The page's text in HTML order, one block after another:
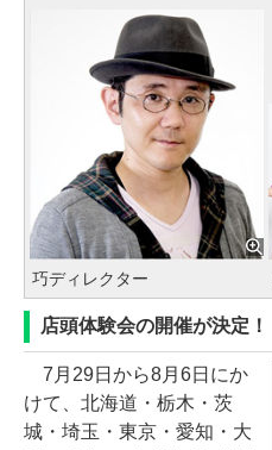
巧ディレクター
店頭体験会の開催が決定！
7月29日から8月6日にか
けて、北海道・栃木・茨
城・埼玉・東京・愛知・大